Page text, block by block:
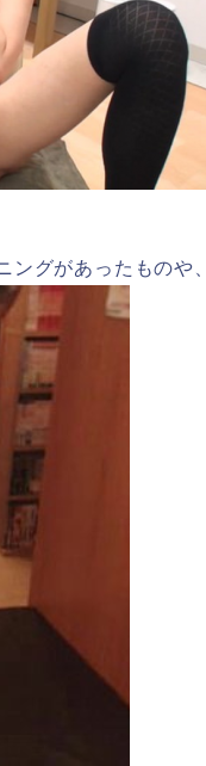
グがあったものや、